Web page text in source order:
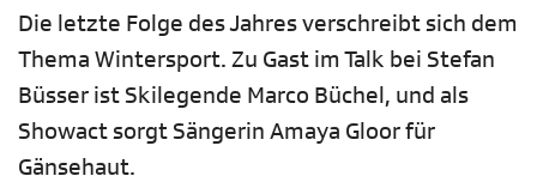
Die letzte Folge des Jahres verschreibt sich dem
Thema Wintersport. Zu Gast im Talk bei Stefan
Büsser ist Skilegende Marco Büchel, und als
Showact sorgt Sängerin Amaya Gloor für
Gänsehaut.